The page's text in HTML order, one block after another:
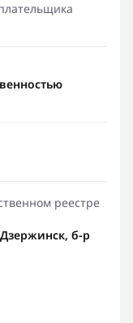
реестре
б-р